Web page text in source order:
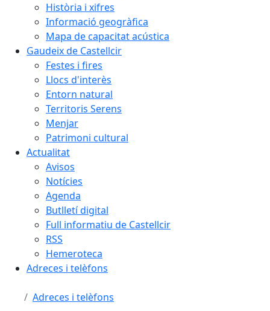
Història i xifres
Informació geogràfica
Mapa de capacitat acústica
Gaudeix de Castellcir
Festes i fires
Llocs d'interès
Entorn natural
Territoris Serens
Menjar
Patrimoni cultural
Actualitat
Avisos
Notícies
Agenda
Butlletí digital
Full informatiu de Castellcir
RSS
Hemeroteca
Adreces i telèfons
Adreces i telèfons